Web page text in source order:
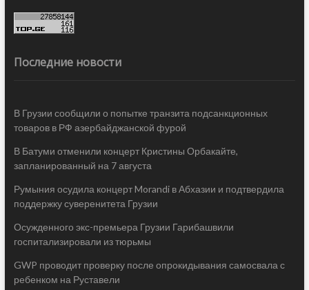
Последние новости
В Грузии сообщили о попытке транзита подсанкционных
товаров в РФ азербайджанской фурой
В Батуми отменили концерт Кристины Орбакайте,
запланированный на 7 августа
Румыния осудила концерт Morandi в Абхазии и подтвердила
поддержку суверенитета Грузии
Осужденного экс-премьера Грузии Гарибашвили
госпитализировали из тюрьмы
GWP проводит проверку после опрокидывания самосвала с
ребенком на Руставели